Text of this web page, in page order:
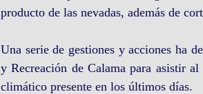
producto de las nevadas, además de
Una serie de gestiones y acciones ha
y Recreación de Calama para asistir
climático presente en los últimos días.